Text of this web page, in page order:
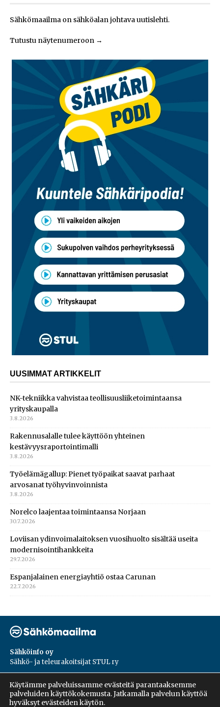
Sähkömaailma on sähköalan johtava uutislehti.
Tutustu näytenumeroon →
UUSIMMAT ARTIKKELIT
NK-tekniikka vahvistaa teollisuusliiketoimintaansa
yrityskaupalla
3.8.2026
Rakennusalalle tulee käyttöön yhteinen
kestävyysraportointimalli
3.8.2026
Työelämägallup: Pienet työpaikat saavat parhaat
arvosanat työhyvinvoinnista
3.8.2026
Norelco laajentaa toimintaansa Norjaan
30.7.2026
Loviisan ydinvoimalaitoksen vuosihuolto sisältää useita
modernisointihankkeita
29.7.2026
Espanjalainen energiayhtiö ostaa Carunan
22.7.2026
Sähköinfo oy
Sähkö- ja teleurakoitsijat STUL ry
PL 55, 02601, Espoo
Harakantie 18 B
09 5476 1422
Käytämme palveluissamme evästeitä parantaaksemme
palveluiden käyttökokemusta. Jatkamalla palvelun käyttöä
hyväksyt evästeiden käytön.